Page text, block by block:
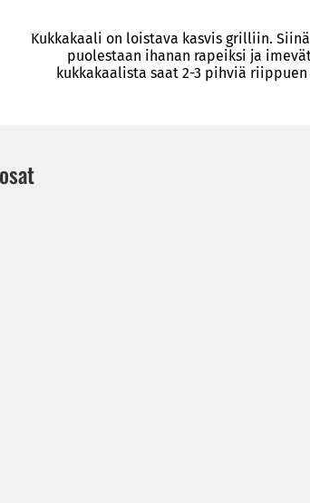
Kukkakaali on loistava kasvis grilliin.
puolestaan ihanan rapeiksi ja
kukkakaalista saat 2-3 pihviä